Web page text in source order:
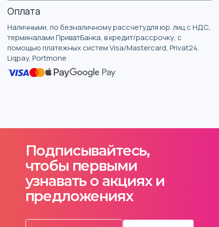
Оплата
Наличными, по безналичному рассчетудля юр. лиц с НДС,
терминалами ПриватБанка, в кредит/рассрочку, с
помощью платежных систем Visa/Mastercard, Privat24,
Liqpay, Portmone
Подписывайтесь,
чтобы первыми
узнавать о акциях и
предложениях